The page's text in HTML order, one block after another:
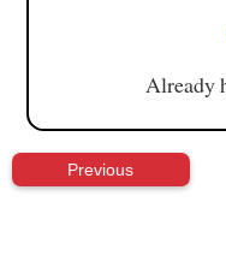
Already
Previous